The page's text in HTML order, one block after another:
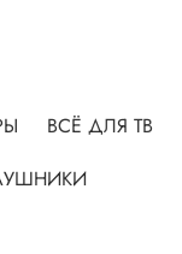
ВСЁ ДЛЯ ТВ